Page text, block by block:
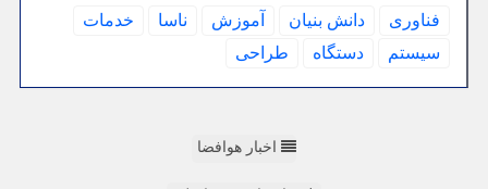
فناوری دانش بنیان آموزش ناسا
خدمات
سیستم
دستگاه طراحی
اخبار هوافضا